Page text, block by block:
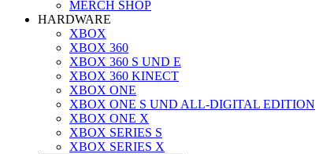
MERCH SHOP
HARDWARE
XBOX
XBOX 360
XBOX 360 S UND E
XBOX 360 KINECT
XBOX ONE
XBOX ONE S UND ALL-DIGITAL EDITION
XBOX ONE X
XBOX SERIES S
XBOX SERIES X